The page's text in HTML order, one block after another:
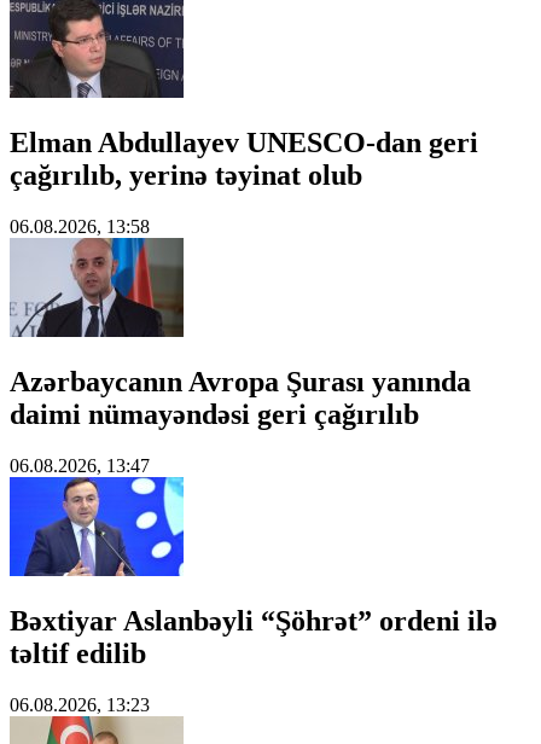
Elman Abdullayev UNESCO-dan geri
çağırılıb, yerinə təyinat olub
06.08.2026, 13:58
Azərbaycanın Avropa Şurası yanında
daimi nümayəndəsi geri çağırılıb
06.08.2026, 13:47
Bəxtiyar Aslanbəyli “Şöhrət” ordeni ilə
təltif edilib
06.08.2026, 13:23